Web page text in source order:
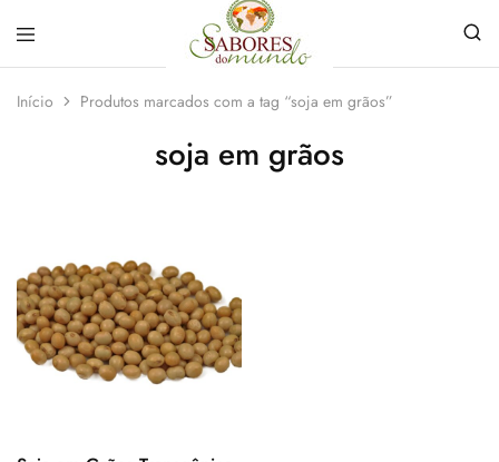
do
Mundo
loja
de
Especiarias
Início Produtos marcados com a tag “soja em grãos”
soja em grãos